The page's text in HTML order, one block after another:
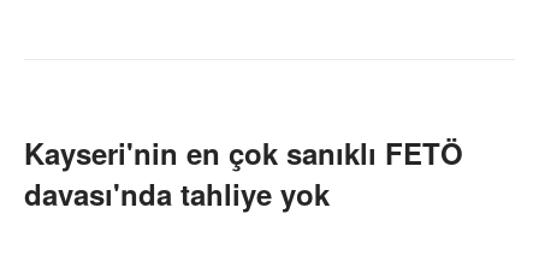
Kayseri'nin en çok sanıklı FETÖ
davası'nda tahliye yok